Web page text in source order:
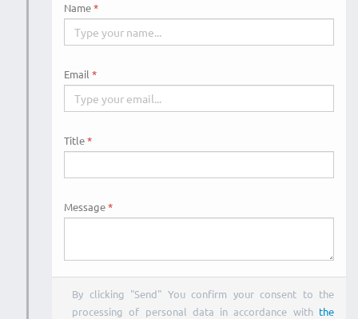
Name
Email
Title
Message
By clicking "Send" You confirm your consent to the
processing of personal data in accordance with the